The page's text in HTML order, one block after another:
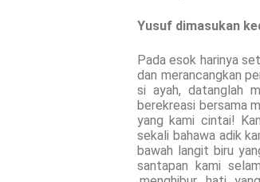
Yusuf dimasukan
Pada esok harinya
dan merancangkan
si ayah, datanglah
berekreasi bersama
yang kami cintai!
sekali bahawa adik
bawah langit biru
santapan kami